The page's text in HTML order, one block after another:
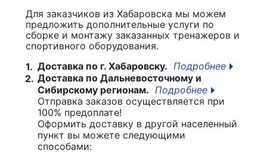
Для заказчиков из Хабаровска мы можем
предложить дополнительные услуги по
сборке и монтажу заказанных тренажеров и
спортивного оборудования.
1. Доставка по г. Хабаровску. Подробнее
2. Доставка по Дальневосточному и
Сибирскому регионам. Подробнее
Отправка заказов осуществляется при
100% предоплате!
Оформить доставку в другой населенный
пункт вы можете следующими
способами: